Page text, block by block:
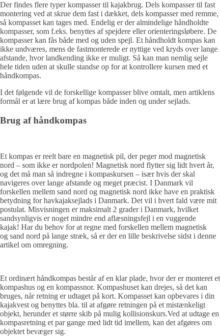
Der findes flere typer kompasser til kajakbrug. Dels kompasser til fast
montering ved at skrue dem fast i dækket, dels kompasser med remme,
så kompasset kan tages med. Endelig er der almindelige håndholdte
kompasser, som f.eks. benyttes af spejdere eller orienteringsløbere. De
kompasser kan fås både med og uden spejl. Et håndholdt kompas kan
ikke undværes, mens de fastmonterede er nyttige ved kryds over lange
afstande, hvor landkending ikke er muligt. Så kan man nemlig sejle
hele tiden uden at skulle standse op for at kontrollere kursen med et
håndkompas.
I det følgende vil de forskellige kompasser blive omtalt, men artiklens
formål er at lære brug af kompas både inden og under sejlads.
Brug af håndkompas
Et kompas er reelt bare en magnetisk pil, der peger mod magnetisk
nord – som ikke er nordpolen! Magnetisk nord flytter sig lidt hvert år,
og det må man så indregne i kompaskursen – især hvis der skal
navigeres over lange afstande og meget præcist. I Danmark vil
forskellen mellem sand nord og magnetisk nord ikke have en praktisk
betydning for havkajaksejlads i Danmark. Det vil i hvert fald være mit
postulat. Misvisningen er maksimalt 2 grader i Danmark, hvilket
sandsynligvis er noget mindre end aflæsningsfejl i en vuggende
kajak! Har du behov for at regne med forskellen mellem magnetisk
og sand nord på lange stræk, så er der en lille beskrivelse sidst i denne
artikel om omregning.
Et ordinært håndkompas består af en klar plade, hvor der er monteret et
kompashus og en kompassnor. Kompashuset kan drejes, så det kan
bruges, når retning er udtaget på kort. Kompasset kan opbevares i din
kajakvest og benyttes bla. til at afgøre retningen på et mistænkeligt
objekt, herunder et større skib på mulig kollisionskurs.Ved at udtage en
kompasretning et par gange med lidt tid imellem, kan det afgøres om
objektet bevæger sig.